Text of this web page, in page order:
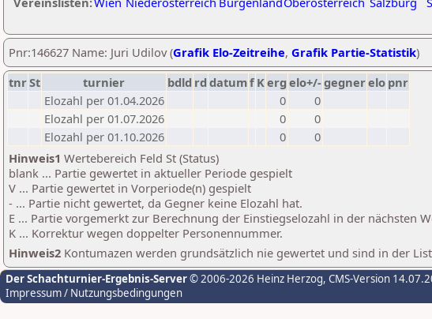
Pnr:146627 Name: Juri Udilov (Grafik Elo-Zeitreihe, Grafik Partie-Statistik)
tnrSt turnier bdld rd datumf Kerg elo+/-gegnerelo pnr
Elozahl per 01.04.2026
0
0
Elozahl per 01.07.2026
0
0
Elozahl per 01.10.2026
0
0
Hinweis1 Wertebereich Feld St (Status)
blank ... Partie gewertet in aktueller Periode gespielt
V ... Partie gewertet in Vorperiode(n) gespielt
- ... Partie nicht gewertet, da Gegner keine Elozahl hat.
E ... Partie vorgemerkt zur Berechnung der Einstiegselozahl in der nächsten
K ... Korrektur wegen doppelter Personennummer.
Hinweis2 Kontumazen werden grundsätzlich nie gewertet und sind in der
Der Schachturnier-Ergebnis-Server© 2006-2026 Heinz Herzog, CMS-Version
Impressum / Nutzungsbedingungen